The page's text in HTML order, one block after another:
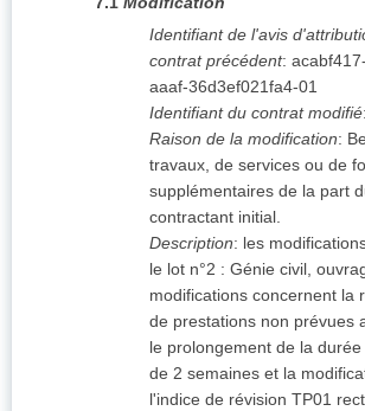
Identifiant de l'avis
contrat précédent:
aaaf-36d3ef021fa4-01
Identifiant du contrat modifié:
Raison de la modification:
travaux, de services ou de
supplémentaires de la part
contractant initial.
Description: les
le lot n°2 : Génie civil,
modifications concernent la
de prestations non prévues
le prolongement de la
de 2 semaines et la
l'indice de révision TP01